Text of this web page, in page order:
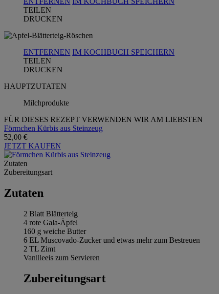
TEILEN
DRUCKEN
ENTFERNEN IM KOCHBUCH SPEICHERN
TEILEN
DRUCKEN
HAUPTZUTATEN
Milchprodukte
FÜR DIESES REZEPT VERWENDEN WIR AM LIEBSTEN
Förmchen Kürbis aus Steinzeug
52,00 €
JETZT KAUFEN
Zutaten
Zubereitungsart
Zutaten
2 Blatt Blätterteig
4 rote Gala-Äpfel
160 g weiche Butter
6 EL Muscovado-Zucker und etwas mehr zum Bestreuen
2 TL Zimt
Vanilleeis zum Servieren
Zubereitungsart